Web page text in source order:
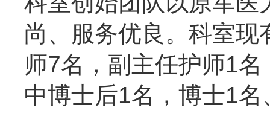
尚、服务优良。科室
师7名， 副主任护师1名
中博士后1名，博士1